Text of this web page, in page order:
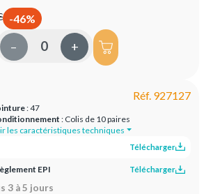
-46%
– +
Réf. 927127
: 47
: Colis de 10 paires
les caractéristiques techniques
Télécharger
EPI Télécharger
3 à 5 jours